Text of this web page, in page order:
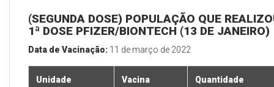
(SEGUNDA DOSE) POPULAÇÃO QUE
1ª DOSE PFIZER/BIONTECH (13 DE JANEIRO)
Data de Vacinação: 11 de março de 2022
Unidade Vacina Quantidade